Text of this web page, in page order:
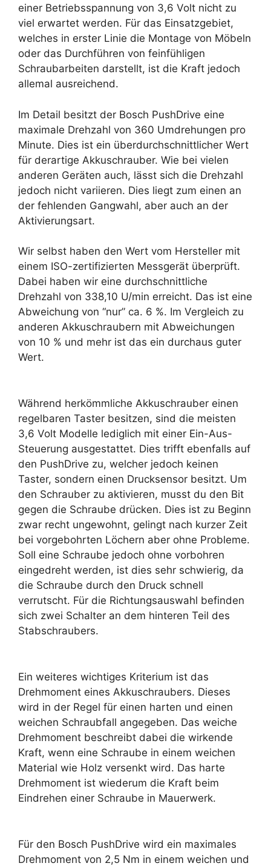
einer Betriebsspannung von 3,6 Volt nicht zu
viel erwartet werden. Für das Einsatzgebiet,
welches in erster Linie die Montage von Möbeln
oder das Durchführen von feinfühligen
Schraubarbeiten darstellt, ist die Kraft jedoch
allemal ausreichend.
Im Detail besitzt der Bosch PushDrive eine
maximale Drehzahl von 360 Umdrehungen pro
Minute. Dies ist ein überdurchschnittlicher Wert
für derartige Akkuschrauber. Wie bei vielen
anderen Geräten auch, lässt sich die Drehzahl
jedoch nicht variieren. Dies liegt zum einen an
der fehlenden Gangwahl, aber auch an der
Aktivierungsart.
Wir selbst haben den Wert vom Hersteller mit
einem ISO-zertifizierten Messgerät überprüft.
Dabei haben wir eine durchschnittliche
Drehzahl von 338,10 U/min erreicht. Das ist eine
Abweichung von “nur” ca. 6 %. Im Vergleich zu
anderen Akkuschraubern mit Abweichungen
von 10 % und mehr ist das ein durchaus guter
Wert.
Während herkömmliche Akkuschrauber einen
regelbaren Taster besitzen, sind die meisten
3,6 Volt Modelle lediglich mit einer Ein-Aus-
Steuerung ausgestattet. Dies trifft ebenfalls auf
den PushDrive zu, welcher jedoch keinen
Taster, sondern einen Drucksensor besitzt. Um
den Schrauber zu aktivieren, musst du den Bit
gegen die Schraube drücken. Dies ist zu Beginn
zwar recht ungewohnt, gelingt nach kurzer Zeit
bei vorgebohrten Löchern aber ohne Probleme.
Soll eine Schraube jedoch ohne vorbohren
eingedreht werden, ist dies sehr schwierig, da
die Schraube durch den Druck schnell
verrutscht. Für die Richtungsauswahl befinden
sich zwei Schalter an dem hinteren Teil des
Stabschraubers.
Ein weiteres wichtiges Kriterium ist das
Drehmoment eines Akkuschraubers. Dieses
wird in der Regel für einen harten und einen
weichen Schraubfall angegeben. Das weiche
Drehmoment beschreibt dabei die wirkende
Kraft, wenn eine Schraube in einem weichen
Material wie Holz versenkt wird. Das harte
Drehmoment ist wiederum die Kraft beim
Eindrehen einer Schraube in Mauerwerk.
Für den Bosch PushDrive wird ein maximales
Drehmoment von 2,5 Nm in einem weichen und